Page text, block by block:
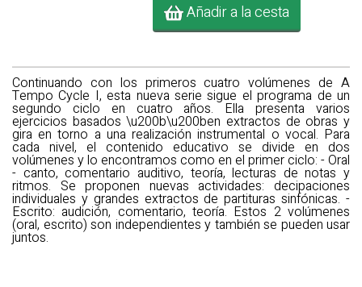
Añadir a la cesta
Continuando con los primeros cuatro volúmenes de A
Tempo Cycle I, esta nueva serie sigue el programa de un
segundo ciclo en cuatro años. Ella presenta varios
ejercicios basados \u200b\u200ben extractos de obras y
gira en torno a una realización instrumental o vocal. Para
cada nivel, el contenido educativo se divide en dos
volúmenes y lo encontramos como en el primer ciclo: - Oral
- canto, comentario auditivo, teoría, lecturas de notas y
ritmos. Se proponen nuevas actividades: decipaciones
individuales y grandes extractos de partituras sinfónicas. -
Escrito: audición, comentario, teoría. Estos 2 volúmenes
(oral, escrito) son independientes y también se pueden usar
juntos.